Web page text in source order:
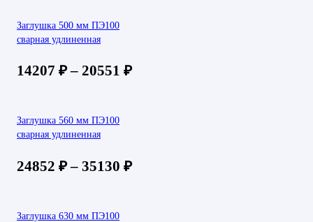
Заглушка 500 мм ПЭ100
сварная удлиненная
14207 ₽– 20551 ₽
Заглушка 560 мм ПЭ100
сварная удлиненная
24852 ₽– 35130 ₽
Заглушка 630 мм ПЭ100